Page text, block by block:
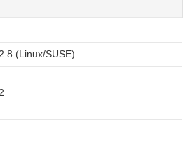
(Linux/SUSE)